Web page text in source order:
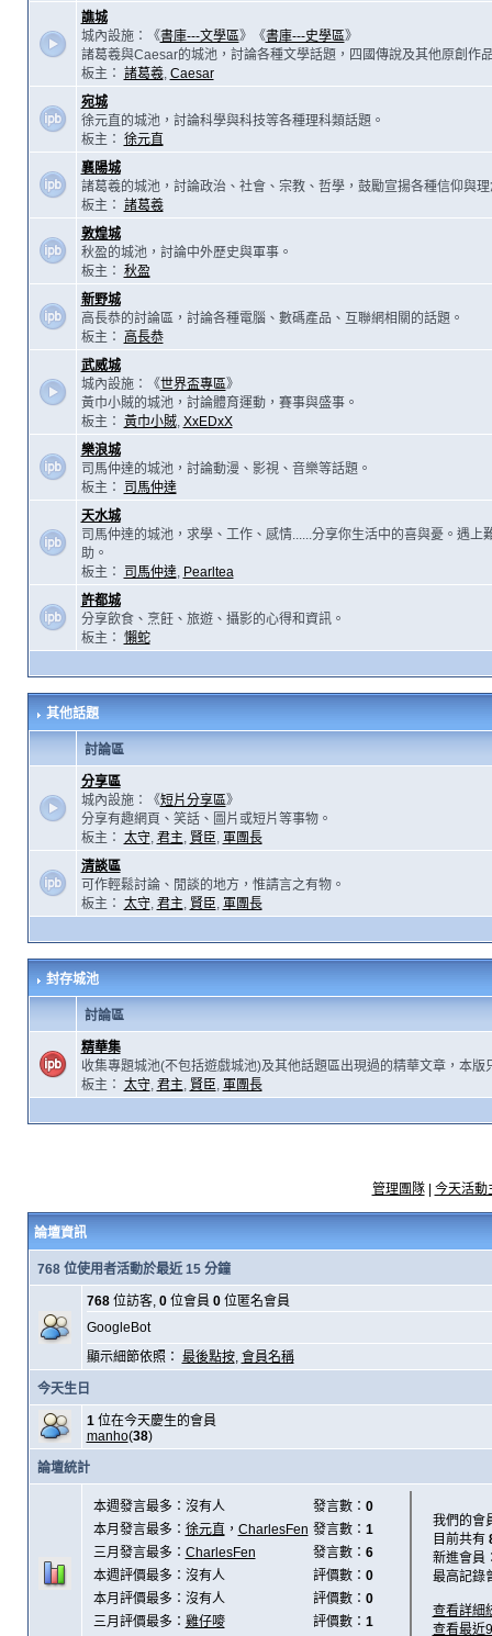
譙城
城內設施：《書庫---文學區》《書庫---史學區》
諸葛羲與Caesar的城池，討論各種文學話題，四國傳說及其他原創作
板主： 諸葛羲, Caesar
宛城
徐元直的城池，討論科學與科技等各種理科類話題。
板主： 徐元直
襄陽城
諸葛羲的城池，討論政治、社會、宗教、哲學，鼓勵宣揚各種信仰與理
板主： 諸葛羲
敦煌城
秋盈的城池，討論中外歷史與軍事。
板主： 秋盈
新野城
高長恭的討論區，討論各種電腦、數碼產品、互聯網相關的話題。
板主：
高長恭
武威城
城內設施：《世界盃專區》
黃巾小賊的城池，討論體育運動，賽事與盛事。
板主： 黃巾小賊, XxEDxX
樂浪城
司馬仲達的城池，討論動漫、影視、音樂等話題。
板主：
司馬仲達
天水城
司馬仲達的城池，求學、工作、感情......分享你生活中的喜與憂。遇上
助。
板主：
司馬仲達, Pearltea
許都城
分享飲食、烹飪、旅遊、攝影的心得和資訊。
板主： 懶蛇
其他話題
討論區
分享區
城內設施：《短片分享區》
分享有趣網頁、笑話、圖片或短片等事物。
板主： 太守, 君主, 賢臣, 軍團長
清談區
可作輕鬆討論、閒談的地方，惟請言之有物。
板主： 太守, 君主, 賢臣, 軍團長
封存城池
討論區
精華集
收集專題城池(不包括遊戲城池)及其他話題區出現過的精華文章，本版
板主： 太守, 君主, 賢臣, 軍團長
管理團隊| 今天活動
論壇資訊
768 位使用者活動於最近 15 分鐘
768位訪客, 0位會員 0位匿名會員
GoogleBot
顯示細節依照： 最後點按, 會員名稱
今天生日
1位在今天慶生的會員
manho(38)
論壇統計
本週發言最多：沒有人 發言數： 0
本月發言最多： 徐元直 ， CharlesFen 發言數： 1
三月發言最多： CharlesFen 發言數： 6
本週評價最多：沒有人
評價數： 0
本月評價最多：沒有人
評價數： 0
三月評價最多： 雞仔嘜 評價數： 1
我們的會
目前共有
新進會員
最高記錄
查看詳細
查看最近